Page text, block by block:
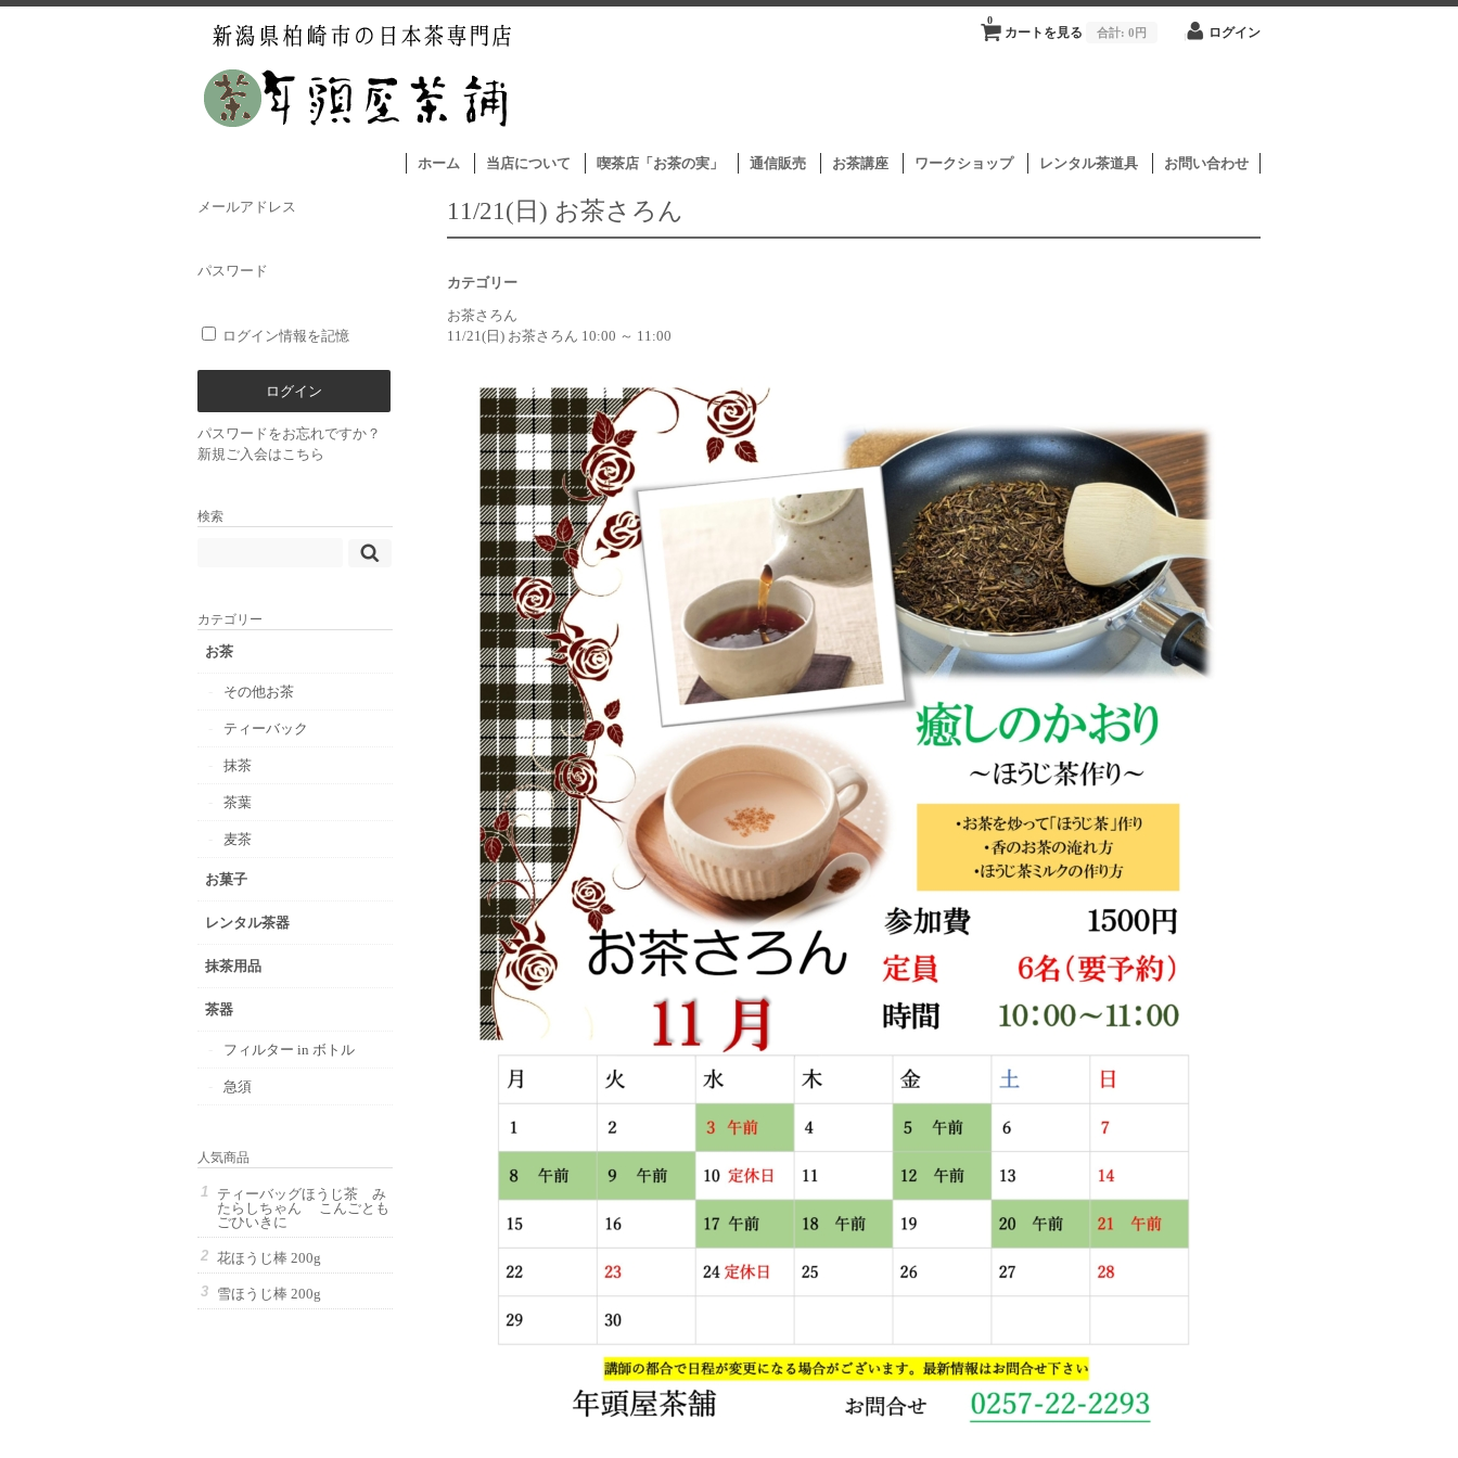
カートを見る
0
合計: 0円 ログイン
ホーム 当店について 喫茶店「お茶の実」 通信販売 お茶講座 ワークショップ レンタル茶道具 お問い合わせ
11/21(日) お茶さろん
カテゴリー
お茶さろん
11/21(日) お茶さろん 10:00 ～ 11:00
メールアドレス
パスワード
ログイン情報を記憶
パスワードをお忘れですか？
新規ご入会はこちら
検索
カテゴリー
お茶
その他お茶
ティーバック
抹茶
茶葉
麦茶
お菓子
レンタル茶器
抹茶用品
茶器
フィルター in ボトル
急須
人気商品
ティーバッグほうじ茶 み
たらしちゃん こんごとも
ごひいきに
花ほうじ棒 200g
雪ほうじ棒 200g